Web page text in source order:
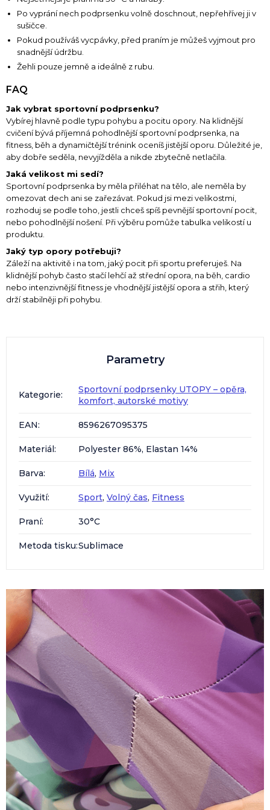
Po vyprání nech podprsenku volně doschnout, nepřehřívej ji v
sušičce.
Pokud používáš vycpávky, před praním je můžeš vyjmout pro
snadnější údržbu.
Žehli pouze jemně a ideálně z rubu.
FAQ
Jak vybrat sportovní podprsenku?
Vybírej hlavně podle typu pohybu a pocitu opory. Na klidnější
cvičení bývá příjemná pohodlnější sportovní podprsenka, na
fitness, běh a dynamičtější trénink oceníš jistější oporu. Důležité je,
aby dobře seděla, nevyjížděla a nikde zbytečně netlačila.
Jaká velikost mi sedí?
Sportovní podprsenka by měla přiléhat na tělo, ale neměla by
omezovat dech ani se zařezávat. Pokud jsi mezi velikostmi,
rozhoduj se podle toho, jestli chceš spíš pevnější sportovní pocit,
nebo pohodlnější nošení. Při výběru pomůže tabulka velikostí u
produktu.
Jaký typ opory potřebuji?
Záleží na aktivitě i na tom, jaký pocit při sportu preferuješ. Na
klidnější pohyb často stačí lehčí až střední opora, na běh, cardio
nebo intenzivnější fitness je vhodnější jistější opora a střih, který
drží stabilněji při pohybu.
Parametry
Kategorie:
Sportovní podprsenky UTOPY – opěra,
komfort, autorské motivy
EAN: 8596267095375
Materiál: Polyester 86%, Elastan 14%
Barva: Bílá, Mix
Využití: Sport, Volný čas, Fitness
Praní: 30°C
Metoda tisku:Sublimace